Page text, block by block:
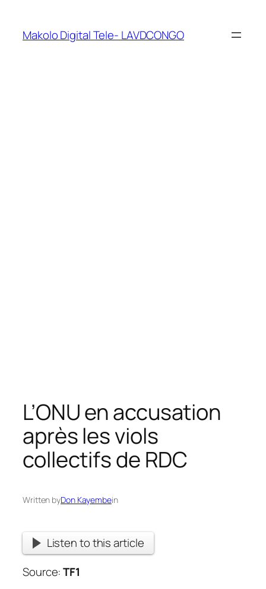
Makolo Digital Tele- LAVDCONGO
L’ONU en accusation
après les viols
collectifs de RDC
Written byDon Kayembein
Listen to this article
Source:TF1